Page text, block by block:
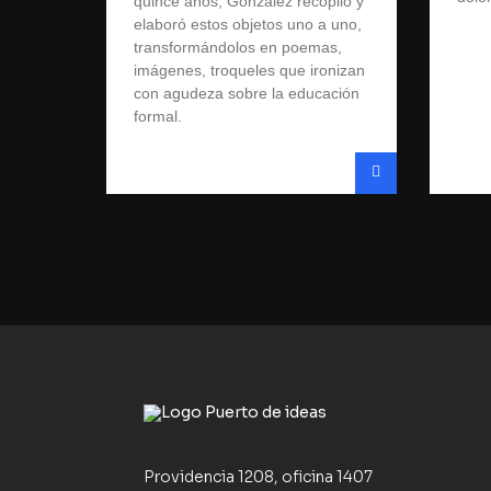
elaboró estos objetos uno a uno,
transformándolos en poemas,
imágenes, troqueles que ironizan
con agudeza sobre la educación
formal.
Providencia 1208, oficina 1407